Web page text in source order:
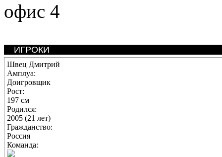
офис 4
ИГРОКИ
Швец Дмитрий
Амплуа:
Доигровщик
Рост:
197 см
Родился:
2005 (21 лет)
Гражданство:
Россия
Команда: